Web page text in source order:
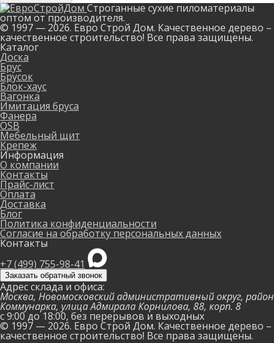
Строганные сухие пиломатериалы
оптом от производителя.
© 1997 — 2026. Евро Строй Дом. Качественное дерево –
качественное строительство! Все права защищены.
Каталог
Доска
Брус
Брусок
Блок-хаус
Вагонка
Имитация бруса
Фанера
OSB
Мебельный щит
Крепеж
Информация
О компании
Контакты
Прайс-лист
Оплата
Доставка
Блог
Политика конфиденциальности
Согласие на обработку персональных данных
Контакты
+7 (499) 755-98-41
Заказать обратный звонок
Адрес склада и офиса:
Москва, Новомосковский административный округ, район
Коммунарка, улица Адмирала Корнилова, 88, корп. 8
с 9:00 до 18:00, без перерывов и выходных
© 1997 — 2026. Евро Строй Дом. Качественное дерево –
качественное строительство! Все права защищены.